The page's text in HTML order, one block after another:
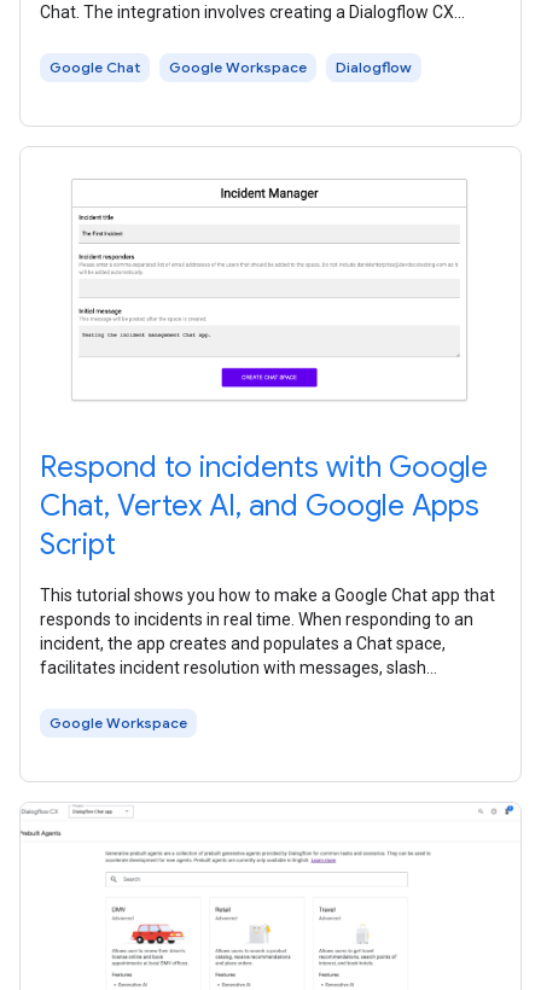
Chat. The integration involves creating a Dialogflow CX
Google Chat Google Workspace Dialogflow
Respond to incidents with Google
Chat, Vertex AI, and Google Apps
Script
This tutorial shows you how to make a Google Chat app that
responds to incidents in real time. When responding to an
incident, the app creates and populates a Chat space,
facilitates incident resolution with messages, slash
Google Workspace